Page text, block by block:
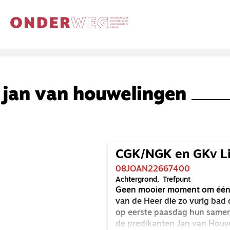
jan van houwelingen
CGK/NGK en GKv
08JOAN22667400
Achtergrond Trefpunt
Geen mooier moment om
van de Heer die zo vurig bad
op eerste paasdag hun
de predikanten Jan van